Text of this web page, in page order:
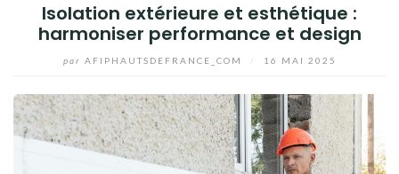
Isolation extérieure et esthétique :
harmoniser performance et design
par AFIPHAUTSDEFRANCE_COM 16 MAI 2025